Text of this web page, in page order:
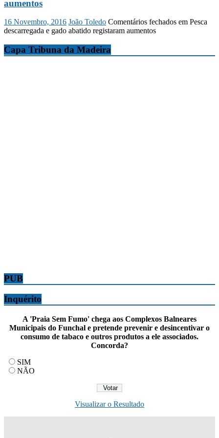
aumentos
16 Novembro, 2016 João Toledo Comentários fechados em Pesca
descarregada e gado abatido registaram aumentos
Capa Tribuna da Madeira
PUB
Inquérito
A 'Praia Sem Fumo' chega aos Complexos Balneares
Municipais do Funchal e pretende prevenir e desincentivar o
consumo de tabaco e outros produtos a ele associados.
Concorda?
SIM
NÃO
Visualizar o Resultado